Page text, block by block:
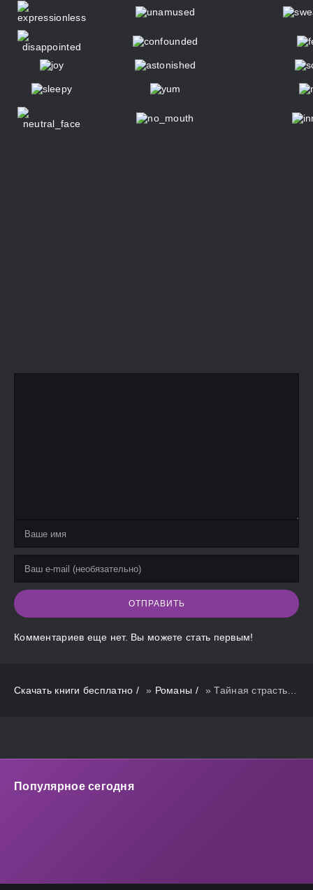
Популярное сегодня
ОТПРАВИТЬ
Комментариев еще нет. Вы можете стать первым!
Скачать книги бесплатно » Романы » Тайная страсть снежного лорда